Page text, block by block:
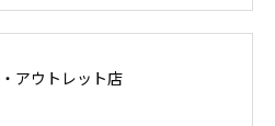
アウトレット店